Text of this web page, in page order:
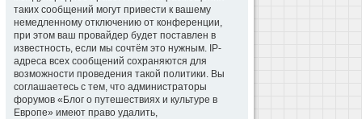
таких сообщений могут привести к вашему
немедленному отключению от конференции,
при этом ваш провайдер будет поставлен в
известность, если мы сочтём это нужным. IP-
адреса всех сообщений сохраняются для
возможности проведения такой политики. Вы
соглашаетесь с тем, что администраторы
форумов «Блог о путешествиях и культуре в
Европе» имеют право удалить,